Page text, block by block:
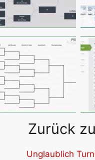
Zurück
Unglaublich